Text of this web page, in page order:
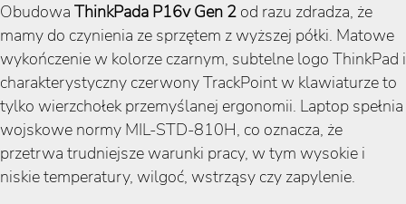
Obudowa ThinkPada P16v Gen 2 od razu zdradza, że
mamy do czynienia ze sprzętem z wyższej półki. Matowe
wykończenie w kolorze czarnym, subtelne logo ThinkPad i
charakterystyczny czerwony TrackPoint w klawiaturze to
tylko wierzchołek przemyślanej ergonomii. Laptop spełnia
wojskowe normy MIL-STD-810H, co oznacza, że
przetrwa trudniejsze warunki pracy, w tym wysokie i
niskie temperatury, wilgoć, wstrząsy czy zapylenie.